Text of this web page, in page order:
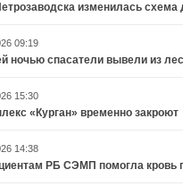
изменилась схема
09:19
ночью спасатели вывели из
15:30
«Курган» временно закроют
14:38
РБ СЭМП помогла кровь